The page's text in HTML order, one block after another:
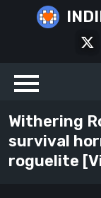
Withering
survival
roguelite